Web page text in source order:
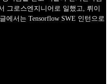
그로스엔지니어로 일했고, 뤼이
에서는 Tensorflow SWE 인턴으로